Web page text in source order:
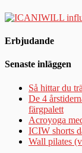
Erbjudande
Senaste inläggen
Så hittar du
De 4
färgpalett
Acroyoga
ICIW shorts
Wall pilates